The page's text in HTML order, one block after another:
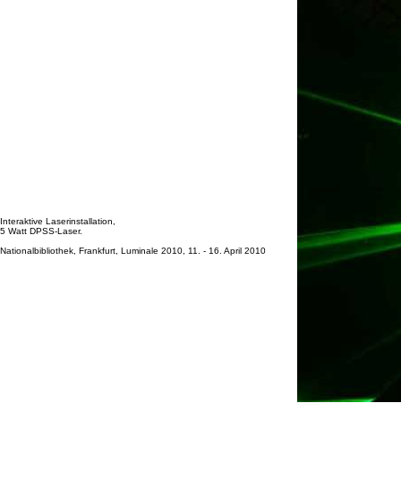
Interaktive Laserinstallation,
5 Watt DPSS-Laser.
Nationalbibliothek, Frankfurt, Luminale 2010, 11. - 16. April 2010